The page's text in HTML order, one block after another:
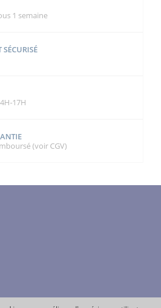
1 semaine
17H
(voir CGV)